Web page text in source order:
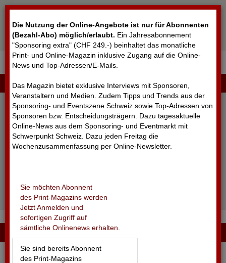
Die Nutzung der Online-Angebote ist nur für Abonnenten
(Bezahl-Abo) möglich/erlaubt. Ein Jahresabonnement
"Sponsoring extra" (CHF 249.-) beinhaltet das monatliche
Print- und Online-Magazin inklusive Zugang auf die Online-
News und Top-Adressen/E-Mails.
Das Magazin bietet exklusive Interviews mit Sponsoren,
Veranstaltern und Medien. Zudem Tipps und Trends aus der
Sponsoring- und Eventszene Schweiz sowie Top-Adressen von
Sponsoren bzw. Entscheidungsträgern. Dazu tagesaktuelle
Online-News aus dem Sponsoring- und Eventmarkt mit
Schwerpunkt Schweiz. Dazu jeden Freitag die
Wochenzusammenfassung per Online-Newsletter.
Sie möchten Abonnent
des Print-Magazins werden
Jetzt Anmelden und
sofortigen Zugriff auf
sämtliche Onlinenews erhalten.
Sie sind bereits Abonnent
des Print-Magazins
LOGIN
Passwort vergessen?
Noch nicht registriert?
15.11.2025 - ZÜRICH
Neue Massnahmen zur Förderung der Filmkultur
Cookie-Einstellungen